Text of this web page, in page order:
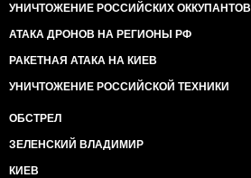
УНИЧТОЖЕНИЕ РОССИЙСКИХ ОККУПАНТОВ
АТАКА ДРОНОВ НА РЕГИОНЫ РФ
РАКЕТНАЯ АТАКА НА КИЕВ
УНИЧТОЖЕНИЕ РОССИЙСКОЙ ТЕХНИКИ
ОБСТРЕЛ
ЗЕЛЕНСКИЙ ВЛАДИМИР
КИЕВ